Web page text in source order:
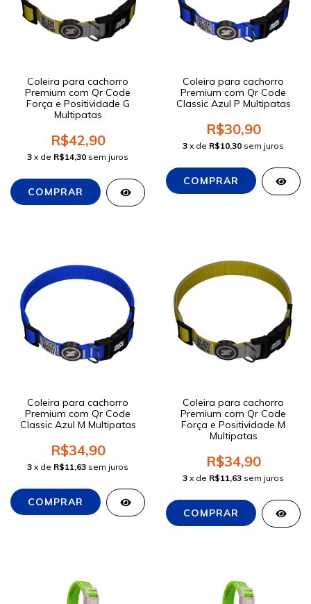
Coleira para cachorro
Premium com Qr Code
Força e Positividade G
Multipatas
R$42,90
3 x de R$14,30 sem juros
Coleira para cachorro
Premium com Qr Code
Classic Azul P Multipatas
R$30,90
3 x de R$10,30 sem juros
Coleira para cachorro
Premium com Qr Code
Classic Azul M Multipatas
R$34,90
3 x de R$11,63 sem juros
Coleira para cachorro
Premium com Qr Code
Força e Positividade M
Multipatas
R$34,90
3 x de R$11,63 sem juros